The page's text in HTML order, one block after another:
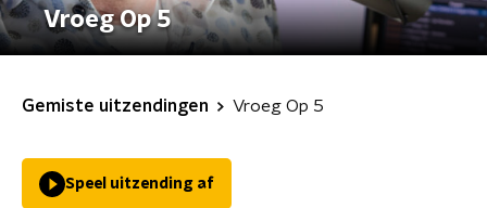
Vroeg Op 5
Gemiste uitzendingen Vroeg Op 5
Speel uitzending af